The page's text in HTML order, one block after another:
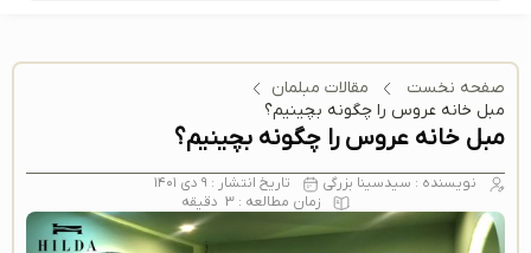
صفحه نخست
مقالات مبلمان
مبل خانه عروس را چگونه بچینیم؟
مبل خانه عروس را چگونه بچینیم؟
زمان مطالعه : 3 دقیقه
تاریخ انتشار : ۹ دی ۱۴۰۱ نویسنده : سیدسینا بزرگی